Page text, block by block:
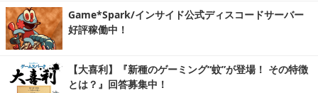
Game*Spark/インサイド公式ディスコードサーバー
好評稼働中！
【大喜利】『新種のゲーミング“蚊”が登場！ その特徴
とは？』回答募集中！